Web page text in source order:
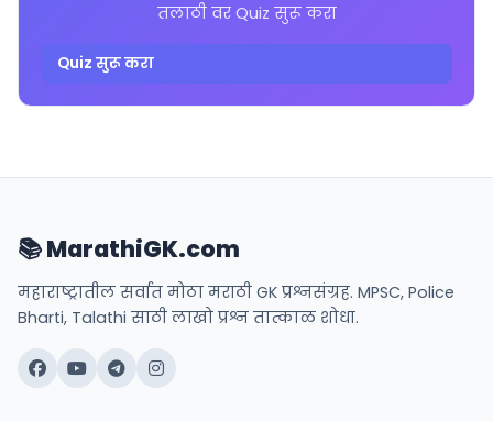
तलाठी वर Quiz सुरू करा
Quiz सुरू करा
📚 MarathiGK.com
महाराष्ट्रातील सर्वात मोठा मराठी GK प्रश्नसंग्रह. MPSC, Police
Bharti, Talathi साठी लाखो प्रश्न तात्काळ शोधा.